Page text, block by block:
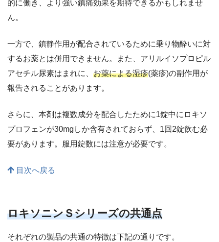
的に働き、より強い鎮痛効果を期待できるかもしれませ
ん。
一方で、鎮静作用が配合されているために乗り物酔いに対
するお薬とは併用できません。また、アリルイソプロピル
アセチル尿素はまれに、 お薬による湿疹(薬疹)の副作用が
報告されることがあります。
さらに、本剤は複数成分を配合したために1錠中にロキソ
プロフェンが30mgしか含有されておらず、1回2錠飲む必
要があります。服用錠数には注意が必要です。
目次へ戻る
ロキソニンＳシリーズの共通点
それぞれの製品の共通の特徴は下記の通りです。